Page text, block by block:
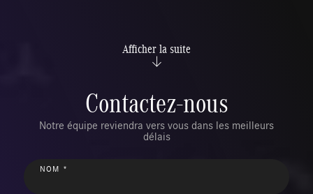
Afficher la suite
Contactez-nous
Notre équipe reviendra vers vous dans les meilleurs
délais
NOM *